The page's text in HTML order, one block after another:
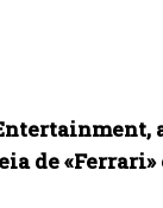
de «Ferrari»